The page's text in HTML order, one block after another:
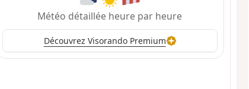
Météo détaillée heure par heure
Découvrez Visorando Premium